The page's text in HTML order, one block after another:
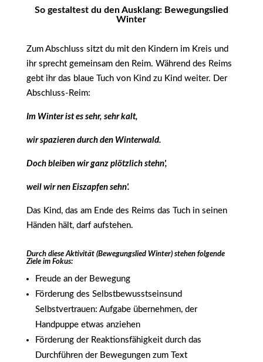
So gestaltest du den Ausklang: Bewegungslied
Winter
Zum Abschluss sitzt du mit den Kindern im Kreis und
ihr sprecht gemeinsam den Reim. Während des Reims
gebt ihr das blaue Tuch von Kind zu Kind weiter. Der
Abschluss-Reim:
Im Winter ist es sehr, sehr kalt,
wir spazieren durch den Winterwald.
Doch bleiben wir ganz plötzlich stehn',
weil wir nen Eiszapfen sehn'.
Das Kind, das am Ende des Reims das Tuch in seinen
Händen hält, darf aufstehen.
Durch diese Aktivität (Bewegungslied Winter) stehen folgende
Ziele im Fokus:
Freude an der Bewegung
Förderung des Selbstbewusstseinsund
Selbstvertrauen: Aufgabe übernehmen, der
Handpuppe etwas anziehen
Förderung der Reaktionsfähigkeit durch das
Durchführen der Bewegungen zum Text